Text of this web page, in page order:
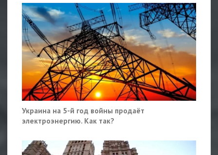
Украина на 5-й год войны продаёт
электроэнергию. Как так?